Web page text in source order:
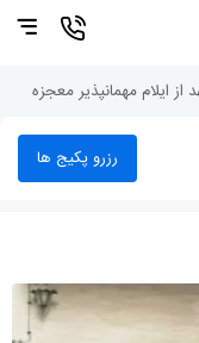
از ایلام مهمانپذیر معجزه
رزرو پکیج ها